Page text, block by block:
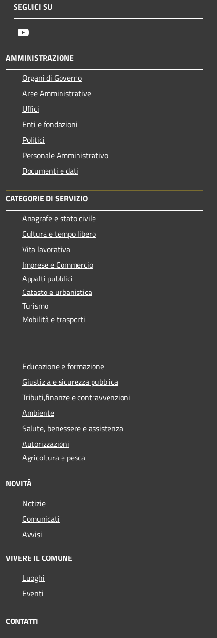
SEGUICI SU
AMMINISTRAZIONE
Organi di Governo
Aree Amministrative
Uffici
Enti e fondazioni
Politici
Personale Amministrativo
Documenti e dati
CATEGORIE DI SERVIZIO
Anagrafe e stato civile
Cultura e tempo libero
Vita lavorativa
Imprese e Commercio
Appalti pubblici
Catasto e urbanistica
Turismo
Mobilità e trasporti
Educazione e formazione
Giustizia e sicurezza pubblica
Tributi,finanze e contravvenzioni
Ambiente
Salute, benessere e assistenza
Autorizzazioni
Agricoltura e pesca
NOVITÀ
Notizie
Comunicati
Avvisi
VIVERE IL COMUNE
Luoghi
Eventi
CONTATTI